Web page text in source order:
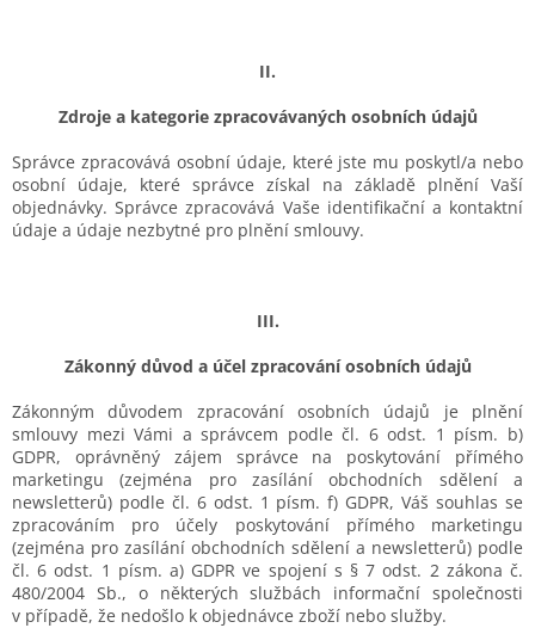
II.
Zdroje a kategorie zpracovávaných osobních údajů
Správce zpracovává osobní údaje, které jste mu poskytl/a nebo
osobní údaje, které správce získal na základě plnění Vaší
objednávky.Správce zpracovává Vaše identifikační a kontaktní
údaje a údaje nezbytné pro plnění smlouvy.
III.
Zákonný důvod a účel zpracování osobních údajů
Zákonným důvodem zpracování osobních údajů je plnění
smlouvy mezi Vámi a správcem podle čl. 6 odst. 1 písm. b)
GDPR, oprávněný zájem správce na poskytování přímého
marketingu (zejména pro zasílání obchodních sdělení a
newsletterů) podle čl. 6 odst. 1 písm. f) GDPR,Váš souhlas se
zpracováním pro účely poskytování přímého marketingu
(zejména pro zasílání obchodních sdělení a newsletterů) podle
čl. 6 odst. 1 písm. a) GDPR ve spojení s § 7 odst. 2 zákona č.
480/2004 Sb., o některých službách informační společnosti
v případě, že nedošlo k objednávce zboží nebo služby.